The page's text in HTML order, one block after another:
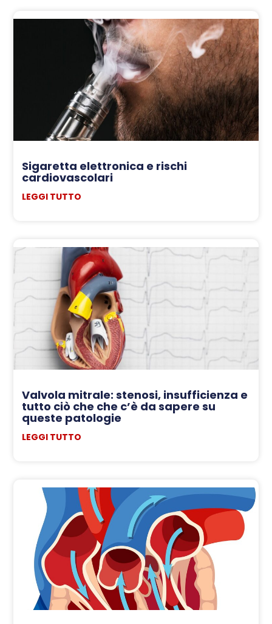
Sigaretta elettronica e rischi
cardiovascolari
LEGGI TUTTO
Valvola mitrale: stenosi, insufficienza e
tutto ciò che che c’è da sapere su
queste patologie
LEGGI TUTTO